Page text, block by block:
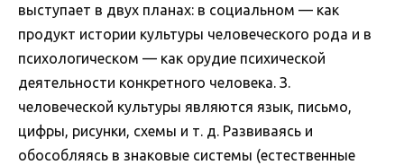
выступает в двух планах: в социальном — как
продукт истории культуры человеческого рода и в
психологическом — как орудие психической
деятельности конкретного человека. З.
человеческой культуры являются язык, письмо,
цифры, рисунки, схемы и т. д. Развиваясь и
обособляясь в знаковые системы (естественные